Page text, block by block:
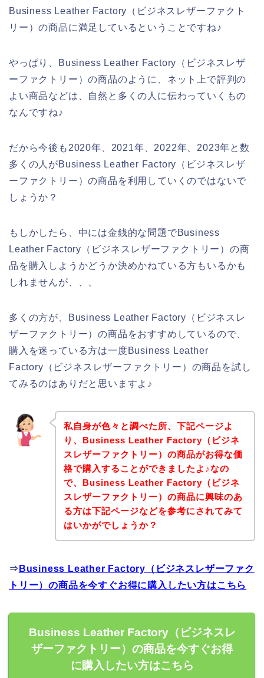
Business Leather Factory（ビジネスレザーファクト
リー）の商品に満足しているということですね♪
やっぱり、Business Leather Factory（ビジネスレザ
ーファクトリー）の商品のように、ネット上で評判の
よい商品などは、自然と多くの人に伝わっていくもの
なんですね♪
だから今後も2020年、2021年、2022年、2023年と数
多くの人がBusiness Leather Factory（ビジネスレザ
ーファクトリー）の商品を利用していくのではないで
しょうか？
もしかしたら、中には金銭的な問題でBusiness
Leather Factory（ビジネスレザーファクトリー）の商
品を購入しようかどうか決めかねている方もいるかも
しれませんが、、、
多くの方が、Business Leather Factory（ビジネスレ
ザーファクトリー）の商品をおすすめしているので、
購入を迷っている方は一度Business Leather
Factory（ビジネスレザーファクトリー）の商品を試し
てみるのはありだと思いますよ♪
私自身が色々と調べた所、下記ページよ
り、Business Leather Factory（ビジネ
スレザーファクトリー）の商品がお得な価
格で購入することができましたよ♪なの
で、Business Leather Factory（ビジネ
スレザーファクトリー）の商品に興味のあ
る方は下記ページなどを参考にされてみて
はいかがでしょうか？
⇒ Business Leather Factory（ビジネスレザーファク
トリー）の商品を今すぐお得に購入したい方はこちら
Business Leather Factory（ビジネスレ
ザーファクトリー）の商品を今すぐお得
に購入したい方はこちら